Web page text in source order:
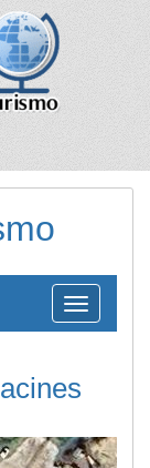
Toggle
navigation